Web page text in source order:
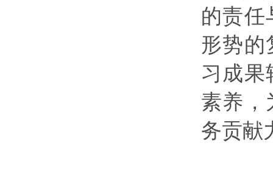
的责任
形势的
习成果
素养，
务贡献